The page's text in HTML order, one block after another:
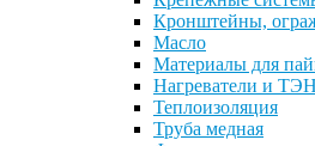
Кронштейны,
Масло
Материалы для
Нагреватели и
Теплоизоляция
Труба медная